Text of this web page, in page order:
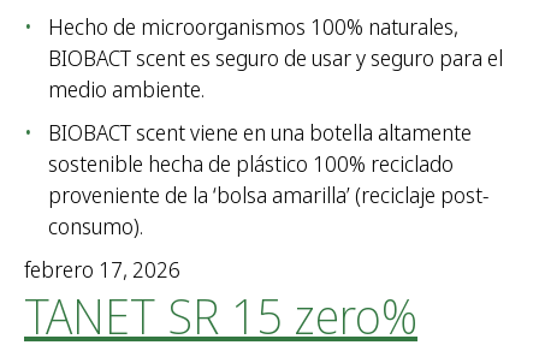
Hecho de microorganismos 100% naturales,
BIOBACT scent es seguro de usar y seguro para el
medio ambiente.
BIOBACT scent viene en una botella altamente
sostenible hecha de plástico 100% reciclado
proveniente de la ‘bolsa amarilla’ (reciclaje post-
consumo).
febrero 17, 2026
TANET SR 15 zero%